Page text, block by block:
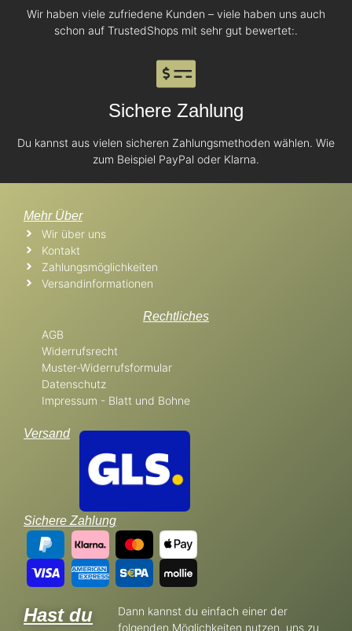
Wir haben viele zufriedene Kunden – viele haben uns auch
schon auf TrustedShops mit sehr gut bewertet:.
Sichere Zahlung
Du kannst aus vielen sicheren Zahlungsmethoden wählen. Wie
zum Beispiel PayPal oder Klarna.
Mehr Über
Wir über uns
Kontakt
Zahlungsmöglichkeiten
Versandinformationen
Rechtliches
AGB
Widerrufsrecht
Muster-Widerrufsformular
Datenschutz
Impressum - Blatt und Bohne
Versand
Sichere Zahlung
Hast du
Dann kannst du einfach einer der
folgenden Möglichkeiten nutzen, uns zu